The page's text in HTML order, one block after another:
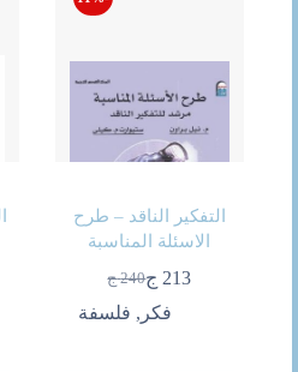
التفكير الناقد – طرح
الاسئلة المناسبة
240 ج
السعر
الأصلي
213 جالسعر
الحاليفكر , فلسفة